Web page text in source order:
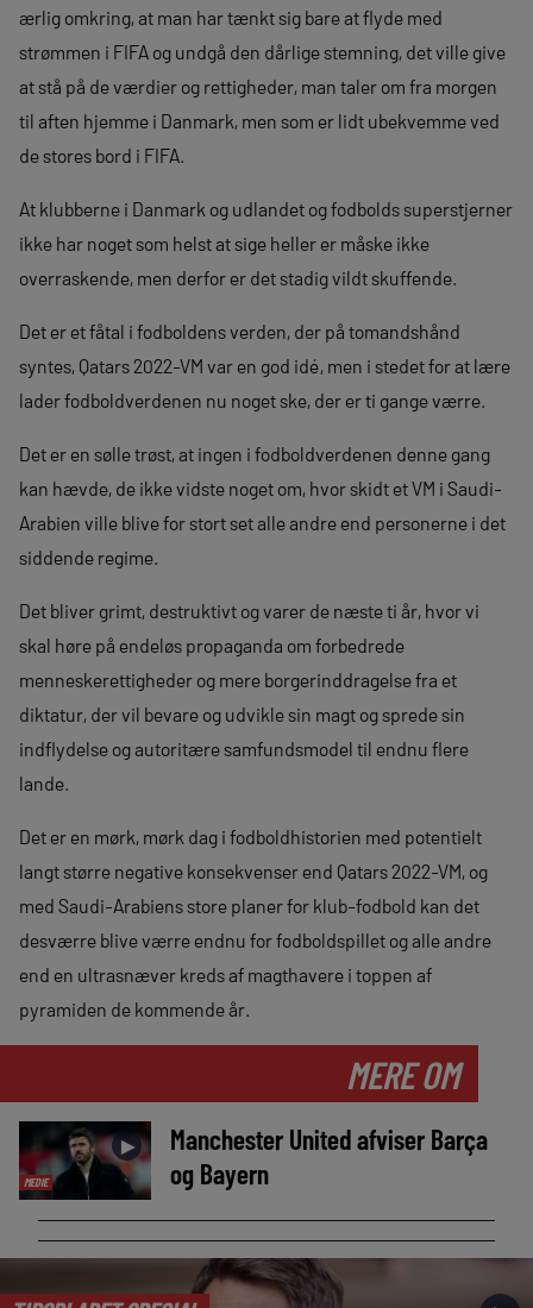
ærlig omkring, at man har tænkt sig bare at flyde med
strømmen i FIFA og undgå den dårlige stemning, det ville give
at stå på de værdier og rettigheder, man taler om fra morgen
til aften hjemme i Danmark, men som er lidt ubekvemme ved
de stores bord i FIFA.
At klubberne i Danmark og udlandet og fodbolds superstjerner
ikke har noget som helst at sige heller er måske ikke
overraskende, men derfor er det stadig vildt skuffende.
Det er et fåtal i fodboldens verden, der på tomandshånd
syntes, Qatars 2022-VM var en god idé, men i stedet for at lære
lader fodboldverdenen nu noget ske, der er ti gange værre.
Det er en sølle trøst, at ingen i fodboldverdenen denne gang
kan hævde, de ikke vidste noget om, hvor skidt et VM i Saudi-
Arabien ville blive for stort set alle andre end personerne i det
siddende regime.
Det bliver grimt, destruktivt og varer de næste ti år, hvor vi
skal høre på endeløs propaganda om forbedrede
menneskerettigheder og mere borgerinddragelse fra et
diktatur, der vil bevare og udvikle sin magt og sprede sin
indflydelse og autoritære samfundsmodel til endnu flere
lande.
Det er en mørk, mørk dag i fodboldhistorien med potentielt
langt større negative konsekvenser end Qatars 2022-VM, og
med Saudi-Arabiens store planer for klub-fodbold kan det
desværre blive værre endnu for fodboldspillet og alle andre
end en ultrasnæver kreds af magthavere i toppen af
pyramiden de kommende år.
MERE OM
MEDIE
►
Manchester United afviser Barça
og Bayern